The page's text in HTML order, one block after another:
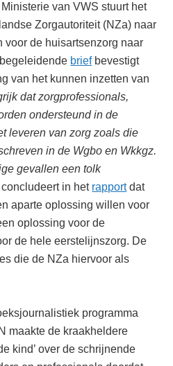
van VWS stuurt het
Zorgautoriteit (NZa) naar
voor de huisartsenzorg naar
briefbevestigt
van het kunnen inzetten van
dat zorgprofessionals,
ondersteund in de
leveren van zorg zoals die
in de Wgbo en Wkkgz.
gevallen een tolk
concludeert in het rapportdat
aparte oplossing willen voor
oplossing voor de
de hele eerstelijnszorg. De
die de NZa hiervoor als
programma
maakte de kraakheldere
kind’ over de schrijnende